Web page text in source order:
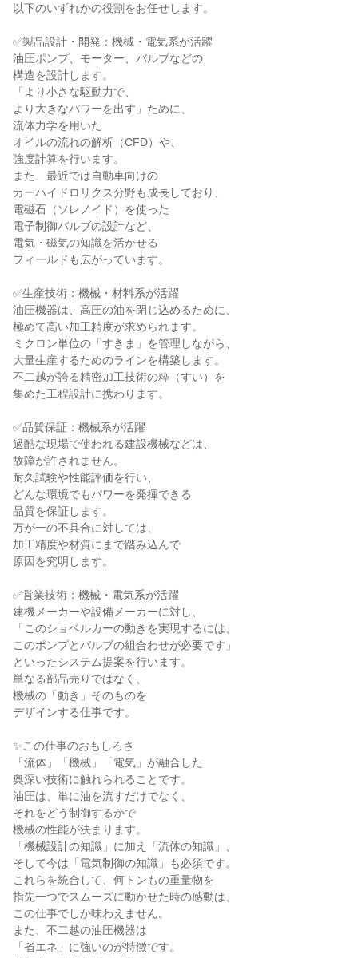
以下のいずれかの役割をお任せします。
✅製品設計・開発：機械・電気系が活躍
油圧ポンプ、モーター、バルブなどの
構造を設計します。
「より小さな駆動力で、
より大きなパワーを出す」ために、
流体力学を用いた
オイルの流れの解析（CFD）や、
強度計算を行います。
また、最近では自動車向けの
カーハイドロリクス分野も成長しており、
電磁石（ソレノイド）を使った
電子制御バルブの設計など、
電気・磁気の知識を活かせる
フィールドも広がっています。
✅生産技術：機械・材料系が活躍
油圧機器は、高圧の油を閉じ込めるために、
極めて高い加工精度が求められます。
ミクロン単位の「すきま」を管理しながら、
大量生産するためのラインを構築します。
不二越が誇る精密加工技術の粋（すい）を
集めた工程設計に携わります。
✅品質保証：機械系が活躍
過酷な現場で使われる建設機械などは、
故障が許されません。
耐久試験や性能評価を行い、
どんな環境でもパワーを発揮できる
品質を保証します。
万が一の不具合に対しては、
加工精度や材質にまで踏み込んで
原因を究明します。
✅営業技術：機械・電気系が活躍
建機メーカーや設備メーカーに対し、
「このショベルカーの動きを実現するには、
このポンプとバルブの組合わせが必要です」
といったシステム提案を行います。
単なる部品売りではなく、
機械の「動き」そのものを
デザインする仕事です。
✨この仕事のおもしろさ
「流体」「機械」「電気」が融合した
奥深い技術に触れられることです。
油圧は、単に油を流すだけでなく、
それをどう制御するかで
機械の性能が決まります。
「機械設計の知識」に加え「流体の知識」、
そして今は「電気制御の知識」も必須です。
これらを統合して、何トンもの重量物を
指先一つでスムーズに動かせた時の感動は、
この仕事でしか味わえません。
また、不二越の油圧機器は
「省エネ」に強いのが特徴です。